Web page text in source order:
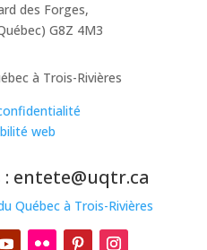
des Forges,
G8Z 4M3
à Trois-Rivières
web
entete@uqtr.ca
Québec à Trois-Rivières